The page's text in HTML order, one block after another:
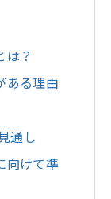
は？
ある理由
通し
向けて準